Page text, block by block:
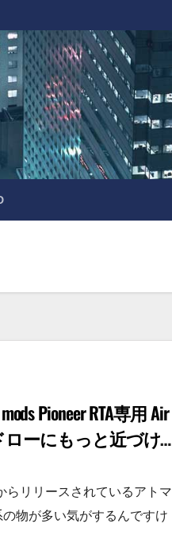
Pioneer RTA専用 Air
ローにもっと近づけ
話。
らリリースされているアトマ
物が多い気がするんですけ